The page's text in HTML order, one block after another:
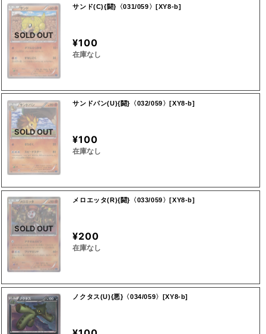
SOLD OUT
サンド(C){闘}〈031/059〉[XY8-b]
¥100
在庫なし
SOLD OUT
サンドパン(U){闘}〈032/059〉[XY8-b]
¥100
在庫なし
SOLD OUT
メロエッタ(R){闘}〈033/059〉[XY8-b]
¥200
在庫なし
ノクタス(U){悪}〈034/059〉[XY8-b]